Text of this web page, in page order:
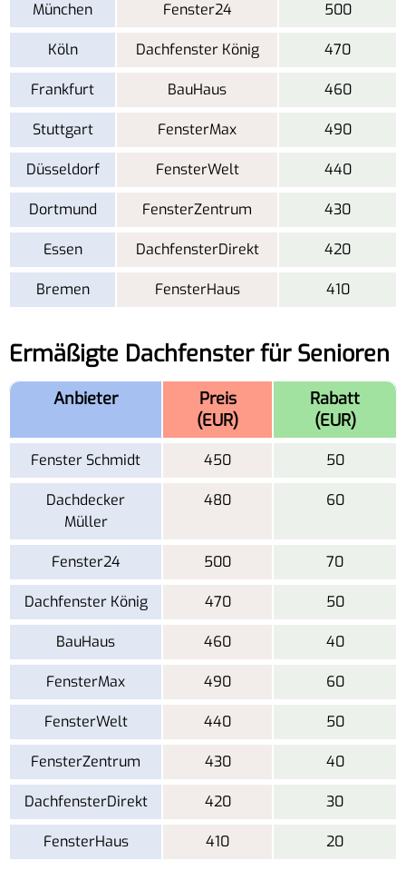
München Fenster24 500
Köln Dachfenster König 470
Frankfurt BauHaus 460
Stuttgart FensterMax 490
Düsseldorf FensterWelt 440
Dortmund FensterZentrum 430
Essen DachfensterDirekt 420
Bremen FensterHaus 410
Ermäßigte Dachfenster für Senioren
Anbieter
Preis
(EUR)
Rabatt
(EUR)
Fenster Schmidt 450 50
Dachdecker
Müller
480 60
Fenster24 500 70
Dachfenster König 470 50
BauHaus 460 40
FensterMax 490 60
FensterWelt 440 50
FensterZentrum 430 40
DachfensterDirekt 420 30
FensterHaus 410 20